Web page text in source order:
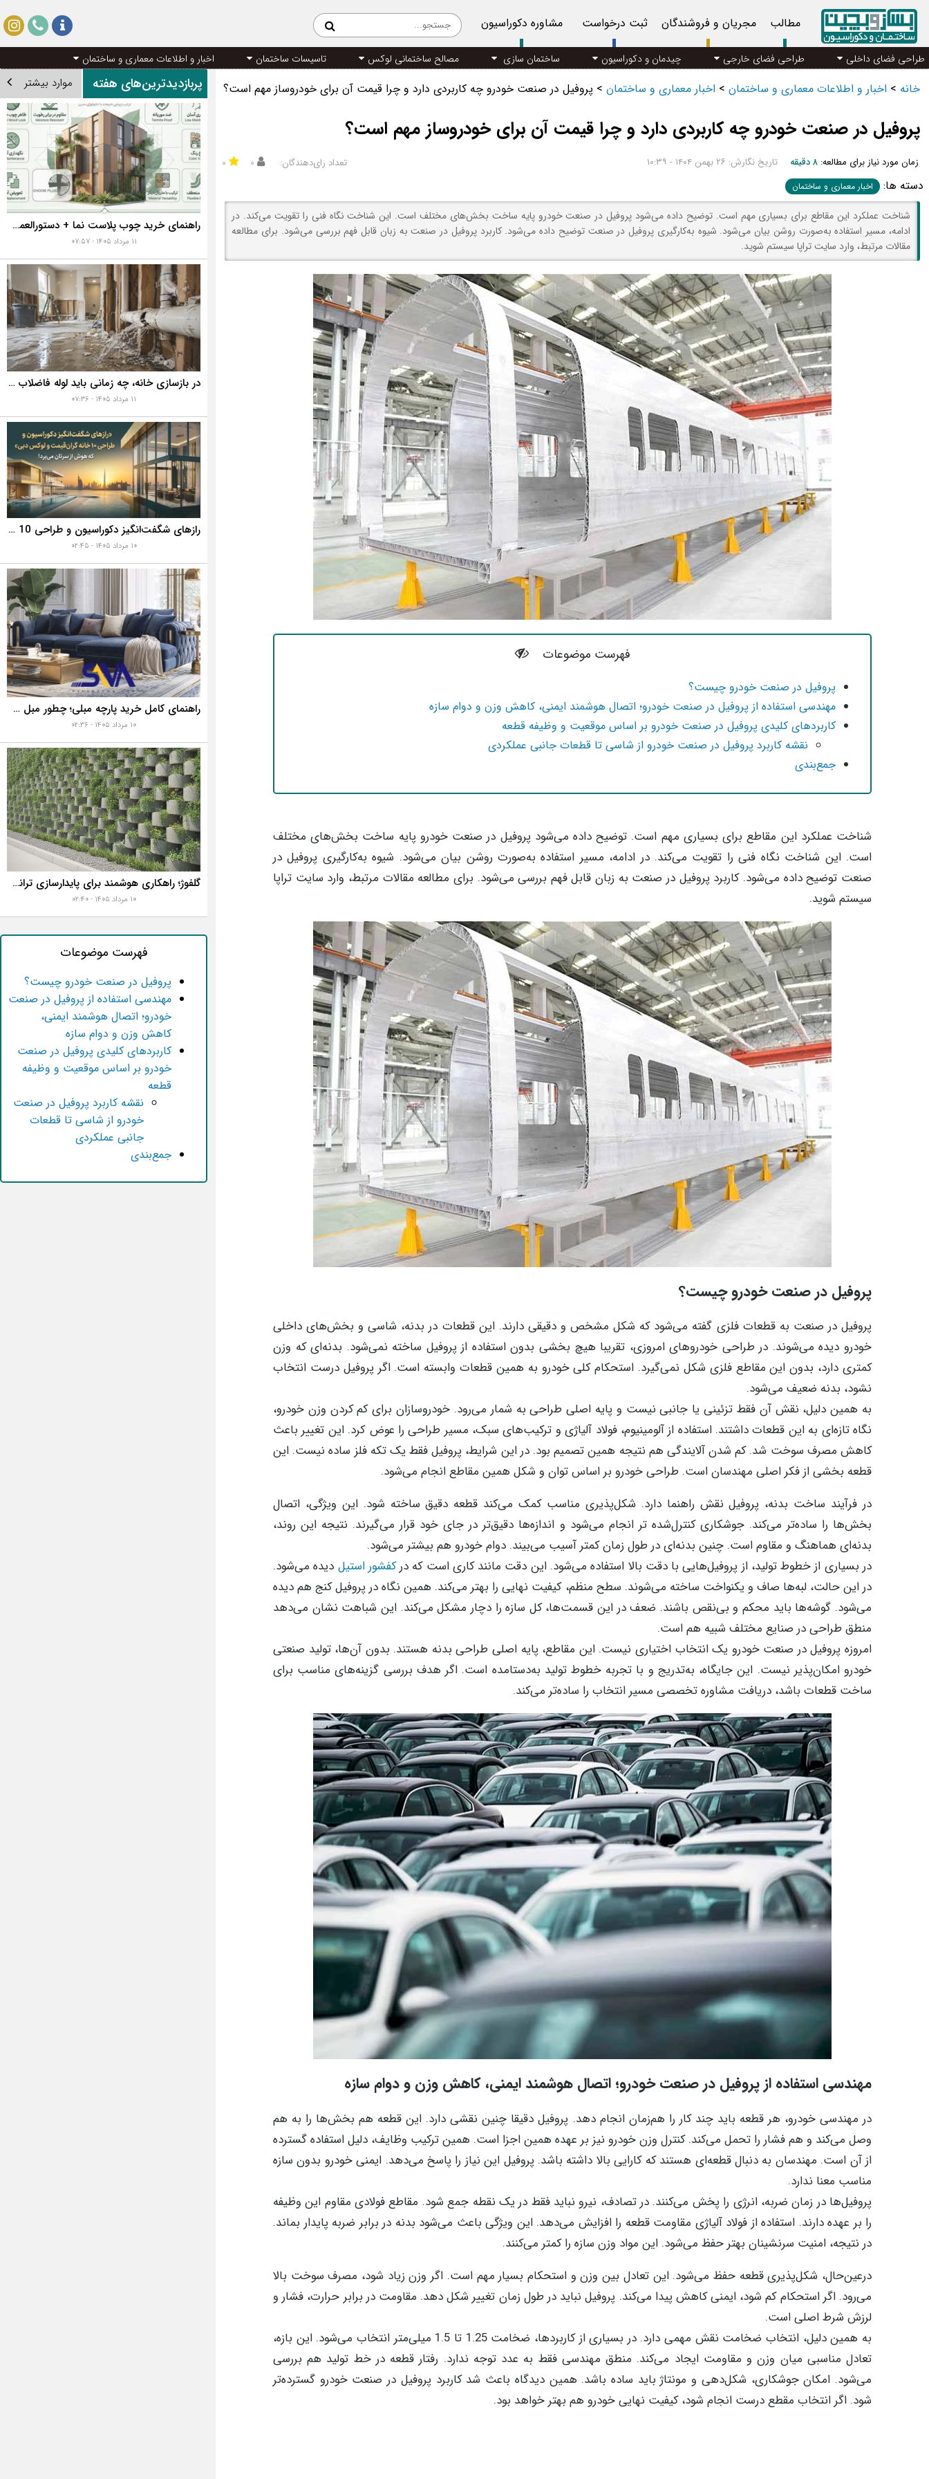
مطالب مجریان و فروشندگان ثبت درخواست مشاوره دکوراسیون
طراحی فضای داخلی طراحی فضای خارجی چیدمان و دکوراسیون ساختمان سازی مصالح ساختمانی لوکس تاسیسات ساختمان اخبار و اطلاعات معماری و ساختمان
خانه > اخبار و اطلاعات معماری و ساختمان > اخبار معماری و ساختمان > پروفیل در صنعت خودرو چه کاربردی دارد و چرا قیمت آن برای خودروساز مهم است؟
پروفیل در صنعت خودرو چه کاربردی دارد و چرا قیمت آن برای خودروساز مهم است؟
زمان مورد نیاز برای مطالعه: ۸ دقیقه تاریخ نگارش: ۲۶ بهمن ۱۴۰۴ - ۱۰:۳۹ تعداد رای‌دهندگان: ۰ ۰
دسته ها: اخبار معماری و ساختمان
شناخت عملکرد این مقاطع برای بسیاری مهم است. توضیح داده می‌شود پروفیل در صنعت خودرو پایه ساخت بخش‌های مختلف است. این شناخت نگاه فنی را تقویت می‌کند. در
ادامه، مسیر استفاده به‌صورت روشن بیان می‌شود. شیوه به‌کارگیری پروفیل در صنعت توضیح داده می‌شود. کاربرد پروفیل در صنعت به زبان قابل فهم بررسی می‌شود. برای مطالعه
مقالات مرتبط، وارد سایت تراپا سیستم شوید.
فهرست موضوعات
پروفیل در صنعت خودرو چیست؟
مهندسی استفاده از پروفیل در صنعت خودرو؛ اتصال هوشمند ایمنی، کاهش وزن و دوام سازه
کاربردهای کلیدی پروفیل در صنعت خودرو بر اساس موقعیت و وظیفه قطعه
نقشه کاربرد پروفیل در صنعت خودرو از شاسی تا قطعات جانبی عملکردی
جمع‌بندی
شناخت عملکرد این مقاطع برای بسیاری مهم است. توضیح داده می‌شود پروفیل در صنعت خودرو پایه ساخت بخش‌های مختلف
است. این شناخت نگاه فنی را تقویت می‌کند. در ادامه، مسیر استفاده به‌صورت روشن بیان می‌شود. شیوه به‌کارگیری پروفیل در
صنعت توضیح داده می‌شود. کاربرد پروفیل در صنعت به زبان قابل فهم بررسی می‌شود. برای مطالعه مقالات مرتبط، وارد سایت تراپا
سیستم شوید.
پروفیل در صنعت خودرو چیست؟
پروفیل در صنعت به قطعات فلزی گفته می‌شود که شکل مشخص و دقیقی دارند. این قطعات در بدنه، شاسی و بخش‌های داخلی
خودرو دیده می‌شوند. در طراحی خودروهای امروزی، تقریبا هیچ بخشی بدون استفاده از پروفیل ساخته نمی‌شود. بدنه‌ای که وزن
کمتری دارد، بدون این مقاطع فلزی شکل نمی‌گیرد. استحکام کلی خودرو به همین قطعات وابسته است. اگر پروفیل درست انتخاب
نشود، بدنه ضعیف می‌شود.
به همین دلیل، نقش آن فقط تزئینی یا جانبی نیست و پایه اصلی طراحی به شمار می‌رود. خودروسازان برای کم کردن وزن خودرو،
نگاه تازه‌ای به این قطعات داشتند. استفاده از آلومینیوم، فولاد آلیاژی و ترکیب‌های سبک، مسیر طراحی را عوض کرد. این تغییر باعث
کاهش مصرف سوخت شد. کم شدن آلایندگی هم نتیجه همین تصمیم بود. در این شرایط، پروفیل فقط یک تکه فلز ساده نیست. این
قطعه بخشی از فکر اصلی مهندسان است. طراحی خودرو بر اساس توان و شکل همین مقاطع انجام می‌شود.
در فرآیند ساخت بدنه، پروفیل نقش راهنما دارد. شکل‌پذیری مناسب کمک می‌کند قطعه دقیق ساخته شود. این ویژگی، اتصال
بخش‌ها را ساده‌تر می‌کند. جوشکاری کنترل‌شده تر انجام می‌شود و اندازه‌ها دقیق‌تر در جای خود قرار می‌گیرند. نتیجه این روند،
بدنه‌ای هماهنگ و مقاوم است. چنین بدنه‌ای در طول زمان کمتر آسیب می‌بیند. دوام خودرو هم بیشتر می‌شود.
در بسیاری از خطوط تولید، از پروفیل‌هایی با دقت بالا استفاده می‌شود. این دقت مانند کاری است که درکفشور استیل دیده می‌شود.
در این حالت، لبه‌ها صاف و یکنواخت ساخته می‌شوند. سطح منظم، کیفیت نهایی را بهتر می‌کند. همین نگاه در پروفیل کنج هم دیده
می‌شود. گوشه‌ها باید محکم و بی‌نقص باشند. ضعف در این قسمت‌ها، کل سازه را دچار مشکل می‌کند. این شباهت نشان می‌دهد
منطق طراحی در صنایع مختلف شبیه هم است.
امروزه پروفیل در صنعت خودرو یک انتخاب اختیاری نیست. این مقاطع، پایه اصلی طراحی بدنه هستند. بدون آن‌ها، تولید صنعتی
خودرو امکان‌پذیر نیست. این جایگاه، به‌تدریج و با تجربه خطوط تولید به‌دستامده است. اگر هدف بررسی گزینه‌های مناسب برای
ساخت قطعات باشد، دریافت مشاوره تخصصی مسیر انتخاب را ساده‌تر می‌کند.
مهندسی استفاده از پروفیل در صنعت خودرو؛ اتصال هوشمند ایمنی، کاهش وزن و دوام سازه
در مهندسی خودرو، هر قطعه باید چند کار را هم‌زمان انجام دهد. پروفیل دقیقا چنین نقشی دارد. این قطعه هم بخش‌ها را به هم
وصل می‌کند و هم فشار را تحمل می‌کند. کنترل وزن خودرو نیز بر عهده همین اجزا است. همین ترکیب وظایف، دلیل استفاده گسترده
از آن است. مهندسان به دنبال قطعه‌ای هستند که کارایی بالا داشته باشد. پروفیل این نیاز را پاسخ می‌دهد. ایمنی خودرو بدون سازه
مناسب معنا ندارد.
پروفیل‌ها در زمان ضربه، انرژی را پخش می‌کنند. در تصادف، نیرو نباید فقط در یک نقطه جمع شود. مقاطع فولادی مقاوم این وظیفه
را بر عهده دارند. استفاده از فولاد آلیاژی مقاومت قطعه را افزایش می‌دهد. این ویژگی باعث می‌شود بدنه در برابر ضربه پایدار بماند.
در نتیجه، امنیت سرنشینان بهتر حفظ می‌شود. این مواد وزن سازه را کمتر می‌کنند.
درعین‌حال، شکل‌پذیری قطعه حفظ می‌شود. این تعادل بین وزن و استحکام بسیار مهم است. اگر وزن زیاد شود، مصرف سوخت بالا
می‌رود. اگر استحکام کم شود، ایمنی کاهش پیدا می‌کند. پروفیل نباید در طول زمان تغییر شکل دهد. مقاومت در برابر حرارت، فشار و
لرزش شرط اصلی است.
به همین دلیل، انتخاب ضخامت نقش مهمی دارد. در بسیاری از کاربردها، ضخامت 1.25 تا 1.5 میلی‌متر انتخاب می‌شود. این بازه،
تعادل مناسبی میان وزن و مقاومت ایجاد می‌کند. منطق مهندسی فقط به عدد توجه ندارد. رفتار قطعه در خط تولید هم بررسی
می‌شود. امکان جوشکاری، شکل‌دهی و مونتاژ باید ساده باشد. همین دیدگاه باعث شد کاربرد پروفیل در صنعت خودرو گسترده‌تر
شود. اگر انتخاب مقطع درست انجام شود، کیفیت نهایی خودرو هم بهتر خواهد بود.
پربازدیدترین‌های هفته موارد بیشتر
راهنمای خرید چوب پلاست نما + دستورالعمل نصب اصولی
۱۱ مرداد ۱۴۰۵ - ۰۷:۵۷
در بازسازی خانه، چه زمانی باید لوله فاضلاب را تعویض کنیم؟ ۷ نشانه‌ای که نباید نادیده بگیرید
۱۱ مرداد ۱۴۰۵ - ۰۷:۳۶
رازهای شگفت‌انگیز دکوراسیون و طراحی 10 خانه گران‌قیمت و لوکس دبی که هوش از سرتان می‌برد!
۱۰ مرداد ۱۴۰۵ - ۰۲:۴۵
راهنمای کامل خرید پارچه مبلی؛ چطور مبل خانه تان را به رخ همه بکشید؟
۱۰ مرداد ۱۴۰۵ - ۰۲:۳۶
گلفوژ؛ راهکاری هوشمند برای پایدارسازی ترانشه، ساخت دیوار حائل و زیباسازی شهری
۱۰ مرداد ۱۴۰۵ - ۰۲:۴۰
فهرست موضوعات
پروفیل در صنعت خودرو چیست؟
مهندسی استفاده از پروفیل در صنعت
خودرو؛ اتصال هوشمند ایمنی،
کاهش وزن و دوام سازه
کاربردهای کلیدی پروفیل در صنعت
خودرو بر اساس موقعیت و وظیفه
قطعه
نقشه کاربرد پروفیل در صنعت
خودرو از شاسی تا قطعات
جانبی عملکردی
جمع‌بندی